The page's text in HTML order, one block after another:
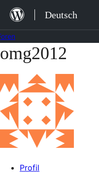
Zum
Inhalt
springen
Deutsch
Zum
springen
omg2012
Profil